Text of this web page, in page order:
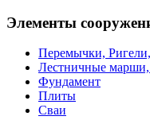
Элементы
Перемычки,
Лестничные марши,
Фундамент
Плиты
Сваи